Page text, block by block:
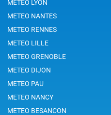
METEO LYON
METEO NANTES
METEO RENNES
METEO LILLE
METEO GRENOBLE
METEO DIJON
METEO PAU
METEO NANCY
METEO BESANCON